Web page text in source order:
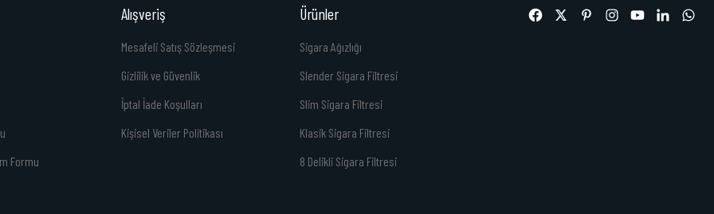
Formu
Alışveriş
Mesafeli Satış Sözleşmesi
Gizlilik ve Güvenlik
İptal İade Koşulları
Kişisel Veriler Politikası
Ürünler
Sigara Ağızlığı
Slender Sigara Filtresi
Slim Sigara Filtresi
Klasik Sigara Filtresi
8 Delikli Sigara Filtresi